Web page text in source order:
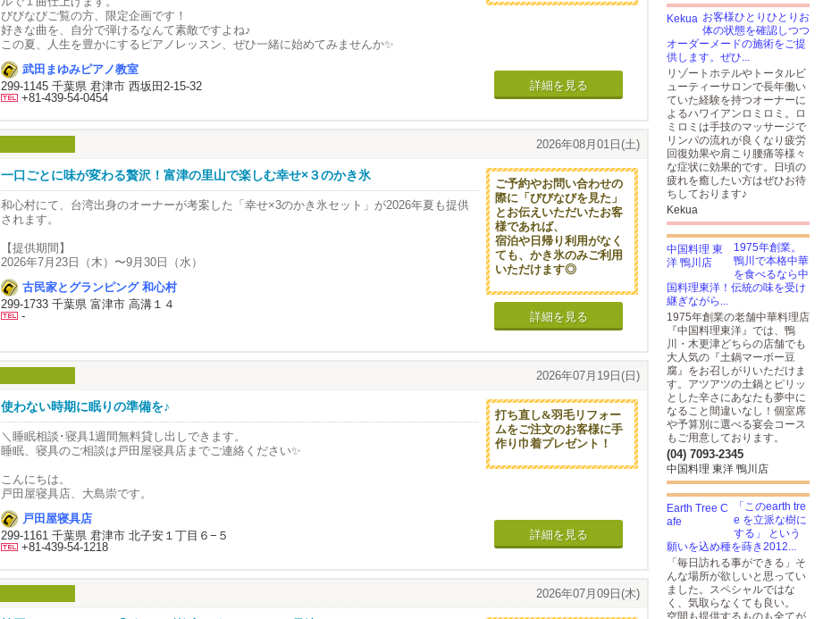
びびなびご覧の方、限定企画です！
好きな曲を、自分で弾けるなんて素敵ですよね♪
この夏、人生を豊かにするピアノレッスン、ぜひ一緒に始めてみませんか✨
君津エリアで、幼児・小学生から大人まで幅広く対応したピアノレッスンを行っています。
はじめての習い事にも安心な、楽しく学べるレッスンが特徴です。
武田まゆみピアノ教室
299-1145 千葉県 君津市 西坂田2-15-32
+81-439-54-0454
詳細を見る
2026年08月01日(土)
一口ごとに味が変わる贅沢！富津の里山で楽しむ幸せ×３のかき氷
和心村にて、台湾出身のオーナーが考案した「幸せ×3のかき氷セット」が2026年夏も提供
されます。
【提供期間】
2026年7月23日（木）〜9月30日（水）
【対象者】
和心村の宿泊利用者および日帰りプラン利用者限定
※かき氷目的のみ（一般カフェ営業）のご来場・ご予約はできません。
和心村フロントのカフェスペース
＝セット内容と楽しみ方＝
かき氷の味の変化（3つの楽しみ）
ま。
少し食べ進めたら：マンゴー果肉ソースを加えて食感と風味をプラス。
温かい麦茶
かき氷を味わった後、口の中を温めながら会話を楽しむための麦茶がセットになっていま
「幸せ×3のかき氷」を味わってみませんか。
古民家とグランピング 和心村
299-1733 千葉県 富津市 高溝１４
-
ご予約やお問い合わせの
際に「びびなびを見た」
とお伝えいただいたお客
様であれば、
宿泊や日帰り利用がなく
ても、かき氷のみご利用
いただけます◎
詳細を見る
2026年07月19日(日)
使わない時期に眠りの準備を♪
＼睡眠相談･寝具1週間無料貸し出しできます。
睡眠、寝具のご相談は戸田屋寝具店までご連絡ください✨
こんにちは。
戸田屋寝具店、大島崇です。
毎日ひどい暑さですね、、、。
羽毛リフォーム、ふとんの打ち直しは
戸田屋寝具店
299-1161 千葉県 君津市 北子安１丁目６−５
+81-439-54-1218
打ち直し&羽毛リフォー
ムをご注文のお客様に手
作り巾着プレゼント！
詳細を見る
2026年07月09日(木)
お客様ひとりひとりお
体の状態を確認しつつ
オーダーメードの施術をご提
供します。ぜひ...
リゾートホテルやトータルビ
ューティーサロンで長年働い
ていた経験を持つオーナーに
よるハワイアンロミロミ。ロ
ミロミは手技のマッサージで
リンパの流れが良くなり疲労
回復効果や肩こり腰痛等様々
な症状に効果的です。日頃の
疲れを癒したい方はぜひお待
ちしております♪
Kekua
1975年創業。
鴨川で本格中華
を食べるなら中
国料理東洋！伝統の味を受け
継ぎながら...
1975年創業の老舗中華料理店
『中国料理東洋』では、鴨
川・木更津どちらの店舗でも
大人気の『土鍋マーボー豆
腐』をお召しがりいただけま
す。アツアツの土鍋とピリッ
とした辛さにあなたも夢中に
なること間違いなし！個室席
や予算別に選べる宴会コース
もご用意しております。
(04) 7093-2345
中国料理 東洋 鴨川店
「このearth tre
e を立派な樹に
する」 という
願いを込め種を蒔き2012...
「毎日訪れる事ができる」そ
んな場所が欲しいと思ってい
ました。スペシャルではな
く、気取らなくても良い。
空間も提供するものも全てが